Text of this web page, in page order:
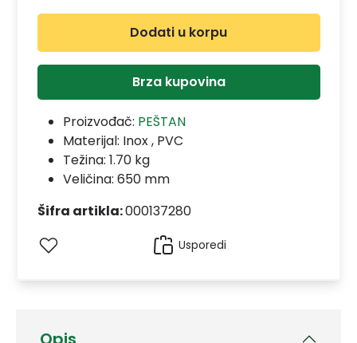
Dodati u korpu
Brza kupovina
Proizvođač: PEŠTAN
Materijal: Inox , PVC
Težina: 1.70 kg
Veličina: 650 mm
Šifra artikla:000137280
Usporedi